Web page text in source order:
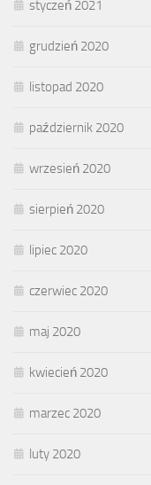
styczeń 2021
grudzień 2020
listopad 2020
październik 2020
wrzesień 2020
sierpień 2020
lipiec 2020
czerwiec 2020
maj 2020
kwiecień 2020
marzec 2020
luty 2020